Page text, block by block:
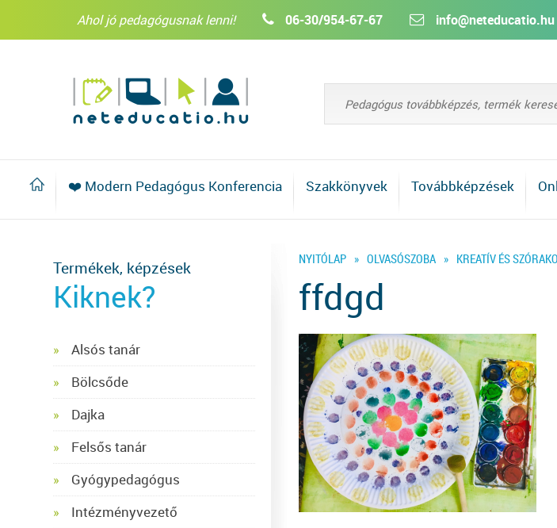
Ahol jó pedagógusnak lenni! 06-30/954-67-67 info@neteducatio.hu
❤️ Modern Pedagógus Konferencia Szakkönyvek Továbbképzések
NYITÓLAP » OLVASÓSZOBA » KREATÍV ÉS
ffdgd
Termékek, képzések
Kiknek?
Alsós tanár
Bölcsőde
Dajka
Felsős tanár
Gyógypedagógus
Intézményvezető